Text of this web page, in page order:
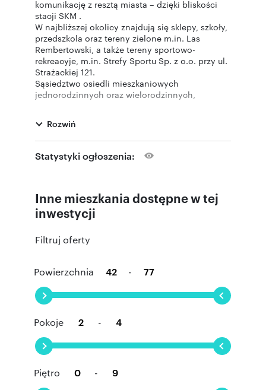
komunikację z resztą miasta – dzięki bliskości
stacji SKM .
W najbliższej okolicy znajdują się sklepy, szkoły,
przedszkola oraz tereny zielone m.in. Las
Rembertowski, a także tereny sportowo-
rekreacyje, m.in. Strefy Sportu Sp. z o.o. przy ul.
Strażackiej 121.
Sąsiedztwo osiedli mieszkaniowych
jednorodzinnych oraz wielorodzinnych,
Numer oferty: 32
Rozwiń
Statystyki ogłoszenia:
Inne mieszkania dostępne w tej
inwestycji
Filtruj oferty
Powierzchnia -
Pokoje -
Piętro -